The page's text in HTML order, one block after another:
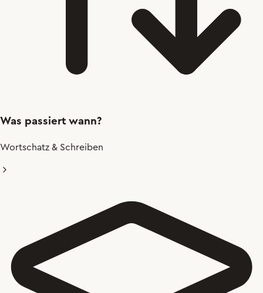
Was passiert wann?
Wortschatz & Schreiben